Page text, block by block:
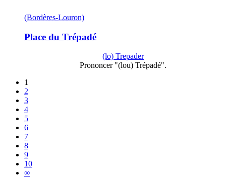
(Bordères-Louron)
Place du Trépadé
(lo) Trepader
Prononcer "(lou) Trépadé".
1
2
3
4
5
6
7
8
9
10
∞